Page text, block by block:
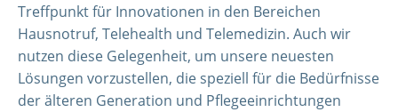
Treffpunkt für Innovationen in den Bereichen
Hausnotruf, Telehealth und Telemedizin. Auch wir
nutzen diese Gelegenheit, um unsere neuesten
Lösungen vorzustellen, die speziell für die Bedürfnisse
der älteren Generation und Pflegeeinrichtungen